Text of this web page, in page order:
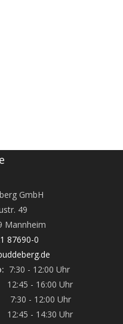
GmbH
49
87690-0
7:30 - 12:00 Uhr
- 16:00 Uhr
- 12:00 Uhr
- 14:30 Uhr